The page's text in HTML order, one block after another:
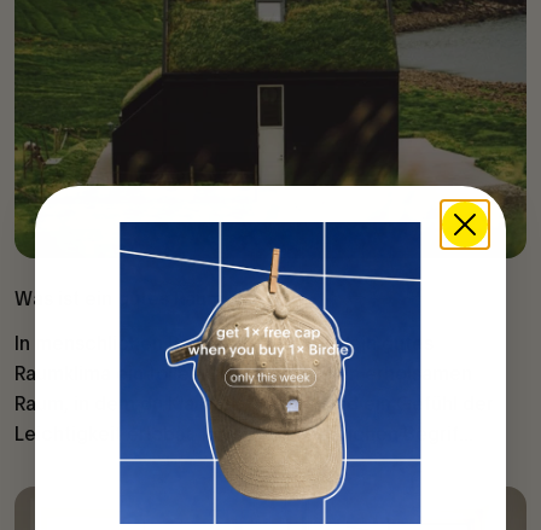
Was ist ein gutes Raumklima?
In menschlichen Begriffen bedeutet ein gutes
Raumklima ein tolles Gefühl und einen erholsamen
Raum, in dem du Klarheit, Komfort und ein Gefühl der
Leichtigkeit erlebst. In wissenschaftlichen Begrif...